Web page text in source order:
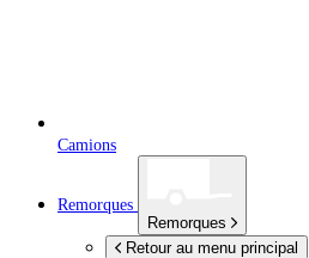
Camions
Remorques
Remorques
Retour au menu principal